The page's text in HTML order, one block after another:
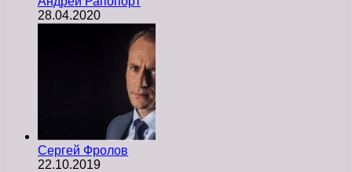
28.04.2020
Сергей Фролов
22.10.2019